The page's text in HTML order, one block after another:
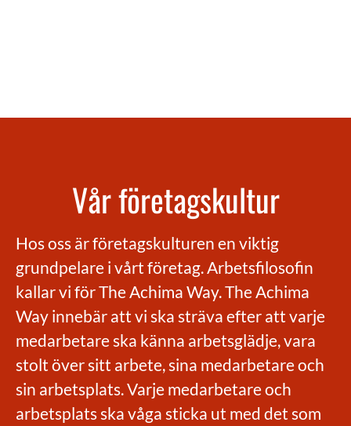
Vår företagskultur
Hos oss är företagskulturen en viktig
grundpelare i vårt företag. Arbetsfilosofin
kallar vi för The Achima Way. The Achima
Way innebär att vi ska sträva efter att varje
medarbetare ska känna arbetsglädje, vara
stolt över sitt arbete, sina medarbetare och
sin arbetsplats. Varje medarbetare och
arbetsplats ska våga sticka ut med det som